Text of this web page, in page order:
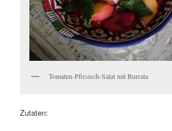
Tomaten-Pfirsisch-Salat mit Burrata
Zutaten: